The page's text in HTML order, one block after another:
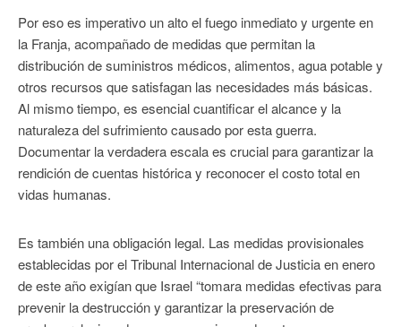
Por eso es imperativo un alto el fuego inmediato y urgente en
la Franja, acompañado de medidas que permitan la
distribución de suministros médicos, alimentos, agua potable y
otros recursos que satisfagan las necesidades más básicas.
Al mismo tiempo, es esencial cuantificar el alcance y la
naturaleza del sufrimiento causado por esta guerra.
Documentar la verdadera escala es crucial para garantizar la
rendición de cuentas histórica y reconocer el costo total en
vidas humanas.
Es también una obligación legal. Las medidas provisionales
establecidas por el Tribunal Internacional de Justicia en enero
de este año exigían que Israel “tomara medidas efectivas para
prevenir la destrucción y garantizar la preservación de